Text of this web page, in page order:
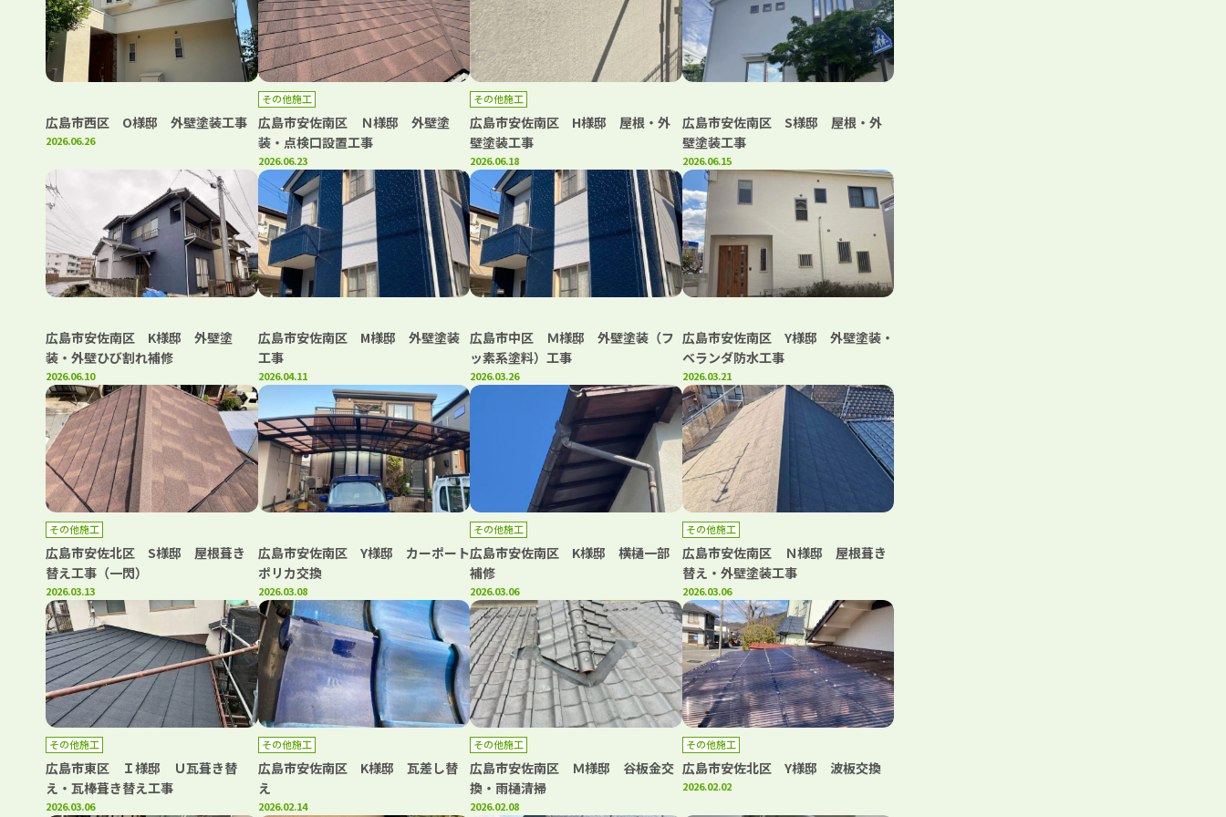
広島市西区 O様邸 外壁塗装工事
2026.06.26
その他施工
広島市安佐南区 Ｎ様邸 外壁塗
装・点検口設置工事
2026.06.23
その他施工
広島市安佐南区 H様邸 屋根・外
壁塗装工事
2026.06.18
広島市安佐南区 S様邸 屋根・外
壁塗装工事
2026.06.15
広島市安佐南区 K様邸 外壁塗
装・外壁ひび割れ補修
2026.06.10
広島市安佐南区 M様邸 外壁塗装
工事
2026.04.11
広島市中区 Ｍ様邸 外壁塗装（フ
ッ素系塗料）工事
2026.03.26
広島市安佐南区 Y様邸 外壁塗装・
ベランダ防水工事
2026.03.21
その他施工
広島市安佐北区 S様邸 屋根葺き
替え工事（一閃）
2026.03.13
広島市安佐南区 Y様邸 カーポート
ポリカ交換
2026.03.08
その他施工
広島市安佐南区 K様邸 横樋一部
補修
2026.03.06
その他施工
広島市安佐南区 Ｎ様邸 屋根葺き
替え・外壁塗装工事
2026.03.06
その他施工
広島市東区 Ｉ様邸 Ｕ瓦葺き替
え・瓦棒葺き替え工事
2026.03.06
その他施工
広島市安佐南区 K様邸 瓦差し替
え
2026.02.14
その他施工
広島市安佐南区 Ｍ様邸 谷板金交
換・雨樋清掃
2026.02.08
その他施工
広島市安佐北区 Y様邸 波板交換
2026.02.02